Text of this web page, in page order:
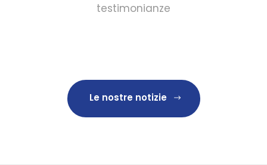
testimonianze
Le nostre notizie